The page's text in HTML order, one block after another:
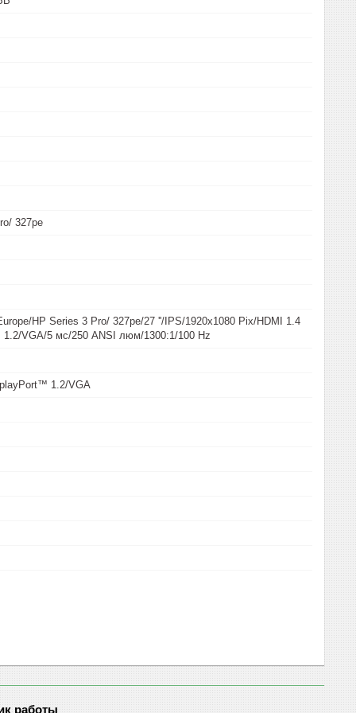
327pe
HP Series 3 Pro/ 327pe/27 ''/IPS/1920x1080 Pix/HDMI 1.4
VGA/5 мс/250 ANSI люм/1300:1/100 Hz
1.2/VGA
работы